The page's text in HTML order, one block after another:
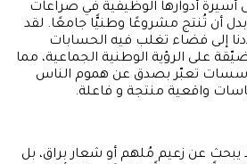
أسيرة أدوارها الوظيفية في صراعات
بدل أن تُنتج مشروعًا وطنيًّا جامعًا. لقد
إلى فضاء تغلب فيه الحسابات
على الرؤية الوطنية الجماعية، مما
تعبّر بصدق عن هموم الناس
واقعية منتجة و فاعلة.
يبحث عن زعيم مُلهم أو شعار براق، بل